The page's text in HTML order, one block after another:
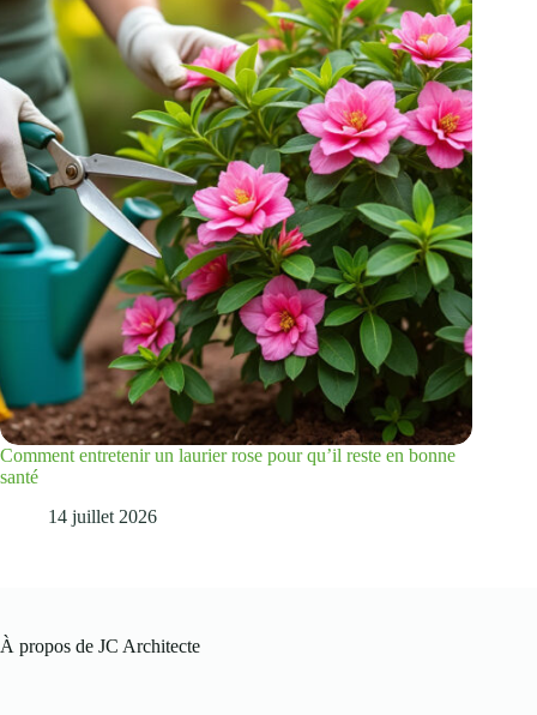
Comment entretenir un laurier rose pour qu’il reste en bonne
santé
14 juillet 2026
À propos de JC Architecte